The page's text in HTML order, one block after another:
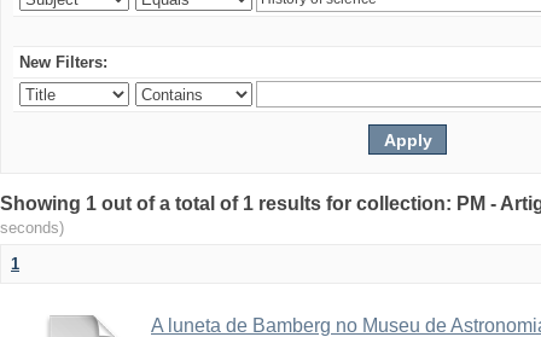
New Filters:
Showing 1 out of a total of 1 results for collection: PM -
seconds)
1
A luneta de Bamberg no Museu de